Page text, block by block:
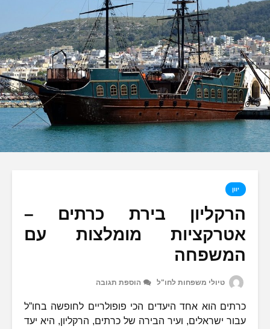
יוון
הרקליון בירת כרתים –
אטרקציות מומלצות עם
המשפחה
טיולי משפחות לחו"ל הוספת תגובה
כרתים הוא אחד היעדים הכי פופולריים לחופשה בחו”ל
עבור ישראלים, ועיר הבירה של כרתים, הרקליון, היא יעד